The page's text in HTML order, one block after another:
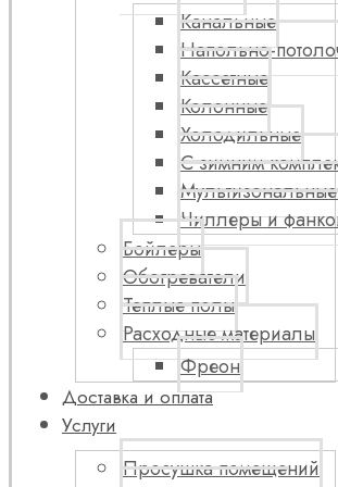
Канальные
Напольно-
Кассетные
Колонные
Холодильные
С зимним
Чиллеры и
Бойлеры
Обогреватели
Теплые полы
Расходные материалы
Фреон
Доставка и оплата
Услуги
Просушка помещений